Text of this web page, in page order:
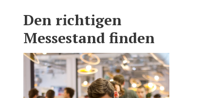
Den richtigen
Messestand finden